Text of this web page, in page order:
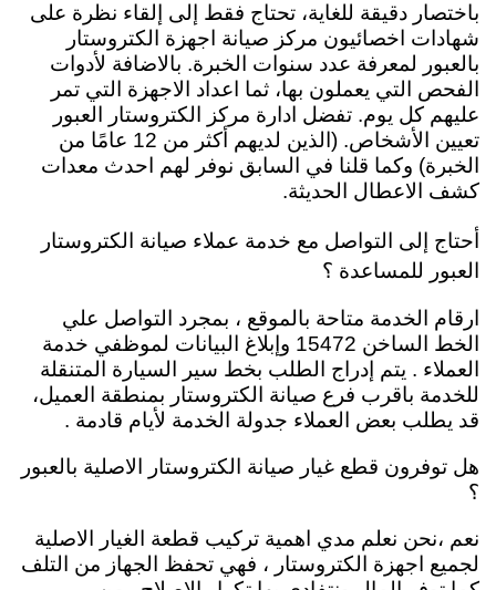
باختصار دقيقة للغاية، تحتاج فقط إلى إلقاء نظرة على
شهادات اخصائيون مركز صيانة اجهزة الكتروستار
بالعبور لمعرفة عدد سنوات الخبرة. بالاضافة لأدوات
الفحص التي يعملون بها، ثما اعداد الاجهزة التي تمر
عليهم كل يوم. تفضل ادارة مركز الكتروستار العبور
تعيين الأشخاص. (الذين لديهم أكثر من 12 عامًا من
الخبرة) وكما قلنا في السابق نوفر لهم احدث معدات
كشف الاعطال الحديثة.
أحتاج إلى التواصل مع خدمة عملاء صيانة الكتروستار
العبور للمساعدة ؟
ارقام الخدمة متاحة بالموقع ، بمجرد التواصل علي
الخط الساخن 15472 وإبلاغ البيانات لموظفي خدمة
العملاء . يتم إدراج الطلب بخط سير السيارة المتنقلة
للخدمة باقرب فرع صيانة الكتروستار بمنطقة العميل،
قد يطلب بعض العملاء جدولة الخدمة لأيام قادمة .
هل توفرون قطع غيار صيانة الكتروستار الاصلية بالعبور
؟
نعم ،نحن نعلم مدي اهمية تركيب قطعة الغيار الاصلية
لجميع اجهزة الكتروستار ، فهي تحفظ الجهاز من التلف